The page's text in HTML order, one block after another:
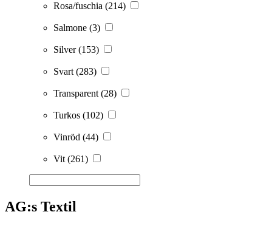
Rosa/fuschia (214)
Salmone (3)
Silver(153)
Svart (283)
Transparent (28)
Turkos (102)
Vinröd (44)
Vit (261)
AG:s Textil